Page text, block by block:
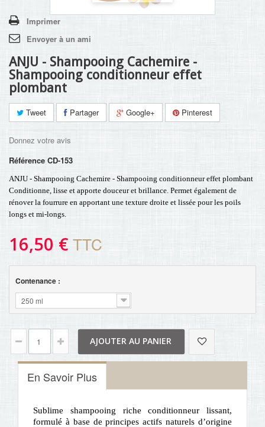
Imprimer
Envoyer à un ami
ANJU - Shampooing Cachemire -
Shampooing conditionneur effet
plombant
Tweet Partager Google+ Pinterest
Donnez votre avis
Référence CD-153
ANJU - Shampooing Cachemire - Shampooing conditionneur effet plombant
Conditionne, lisse et apporte douceur et brillance. Permet également de
rénover la fourrure en apportant une texture droite et lissée pour les poils
longs et mi-longs.
16,50 € TTC
Contenance :
250 ml
AJOUTER AU PANIER
En Savoir Plus
Sublime shampooing riche conditionneur lissant,
formulé à base de principes actifs naturels d’origine